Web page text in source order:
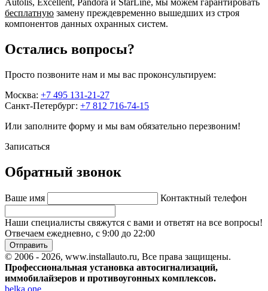
Autolis, Excellent, Pandora и StarLine, мы можем гарантировать
бесплатную замену преждевременно вышедших из строя
компонентов данных охранных систем.
Остались вопросы?
Просто позвоните нам и мы вас проконсультируем:
Москва: +7 495 131-21-27
Санкт-Петербург: +7 812 716-74-15
Или заполните форму и мы вам обязательно перезвоним!
Записаться
Обратный звонок
Ваше имя Контактный телефон
Наши специалисты свяжутся с вами и ответят на все вопросы!
Отвечаем ежедневно, с 9:00 до 22:00
Отправить
© 2006 - 2026, www.installauto.ru, Все права защищены.
Профессиональная установка автосигнализаций,
иммобилайзеров и противоугонных комплексов.
belka.one